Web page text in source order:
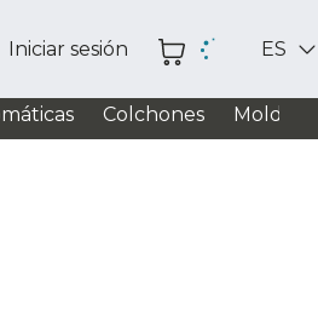
Iniciar sesión ES
Colchones